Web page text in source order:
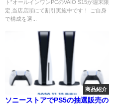
ト”オールインワンPCのVAIO S15が週末限
定,当店店頭にて割引実施中です！ ご自身
で構成を選...
商品紹介
ソニーストアでPS5の抽選販売の